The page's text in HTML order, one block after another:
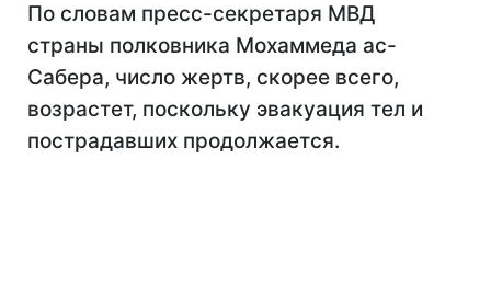
По словам пресс-секретаря МВД
страны полковника Мохаммеда ас-
Сабера, число жертв, скорее всего,
возрастет, поскольку эвакуация тел и
пострадавших продолжается.